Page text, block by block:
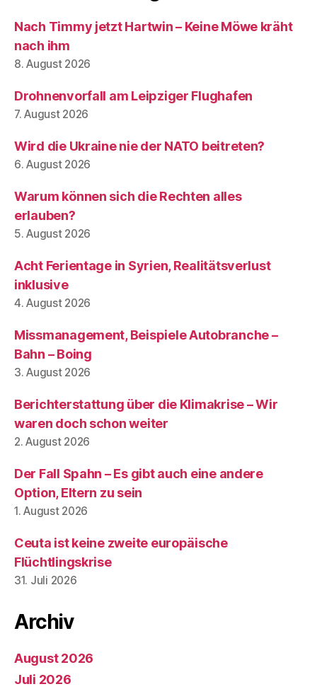
Nach Timmy jetzt Hartwin – Keine Möwe kräht
nach ihm
8. August 2026
Drohnenvorfall am Leipziger Flughafen
7. August 2026
Wird die Ukraine nie der NATO beitreten?
6. August 2026
Warum können sich die Rechten alles
erlauben?
5. August 2026
Acht Ferientage in Syrien, Realitätsverlust
inklusive
4. August 2026
Missmanagement, Beispiele Autobranche –
Bahn – Boing
3. August 2026
Berichterstattung über die Klimakrise – Wir
waren doch schon weiter
2. August 2026
Der Fall Spahn – Es gibt auch eine andere
Option, Eltern zu sein
1. August 2026
Ceuta ist keine zweite europäische
Flüchtlingskrise
31. Juli 2026
Archiv
August 2026
Juli 2026